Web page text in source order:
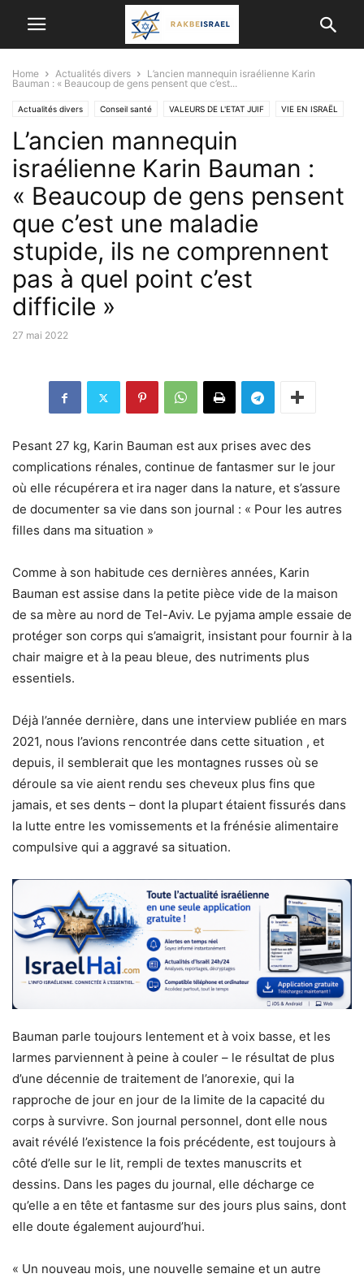
Home Actualités divers
L’ancien mannequin israélienne Karin
Bauman : « Beaucoup de gens pensent que c’est...
Actualités divers Conseil santé VALEURS DE L'ETAT JUIF VIE EN ISRAËL
L’ancien mannequin
israélienne Karin Bauman :
« Beaucoup de gens pensent
que c’est une maladie
stupide, ils ne comprennent
pas à quel point c’est
difficile »
27 mai 2022
Pesant 27 kg, Karin Bauman est aux prises avec des
complications rénales, continue de fantasmer sur le jour
où elle récupérera et ira nager dans la nature, et s’assure
de documenter sa vie dans son journal : « Pour les autres
filles dans ma situation »
Comme à son habitude ces dernières années, Karin
Bauman est assise dans la petite pièce vide de la maison
de sa mère au nord de Tel-Aviv. Le pyjama ample essaie de
protéger son corps qui s’amaigrit, insistant pour fournir à la
chair maigre et à la peau bleue, des nutriments plus
essentiels.
Déjà l’année dernière, dans une interview publiée en mars
2021, nous l’avions rencontrée dans cette situation , et
depuis, il semblerait que les montagnes russes où se
déroule sa vie aient rendu ses cheveux plus fins que
jamais, et ses dents – dont la plupart étaient fissurés dans
la lutte entre les vomissements et la frénésie alimentaire
compulsive qui a aggravé sa situation.
Bauman parle toujours lentement et à voix basse, et les
larmes parviennent à peine à couler – le résultat de plus
d’une décennie de traitement de l’anorexie, qui la
rapproche de jour en jour de la limite de la capacité du
corps à survivre. Son journal personnel, dont elle nous
avait révélé l’existence la fois précédente, est toujours à
côté d’elle sur le lit, rempli de textes manuscrits et
dessins. Dans les pages du journal, elle décharge ce
qu’elle a en tête et fantasme sur des jours plus sains, dont
elle doute également aujourd’hui.
« Un nouveau mois, une nouvelle semaine et un autre